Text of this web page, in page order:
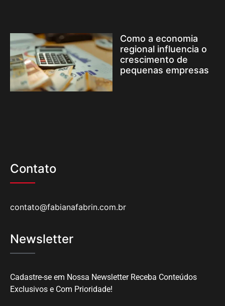
Como a economia
regional influencia o
crescimento de
pequenas empresas
Contato
contato@fabianafabrin.com.br
Newsletter
Cadastre-se em Nossa Newsletter Receba Conteúdos
Exclusivos e Com Prioridade!